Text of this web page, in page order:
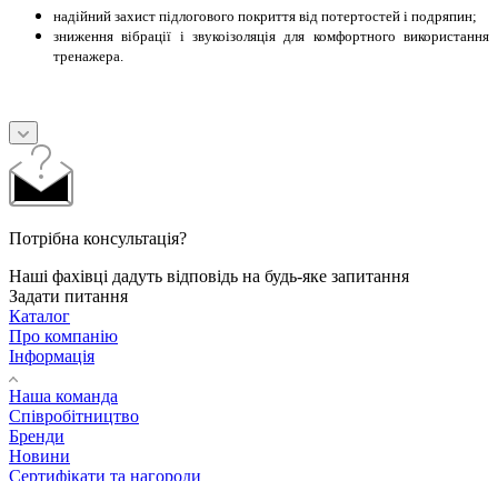
надійний захист підлогового покриття від потертостей і подряпин;
зниження вібрації і звукоізоляція для комфортного використання
тренажера.
Потрібна консультація?
Наші фахівці дадуть відповідь на будь-яке запитання
Задати питання
Каталог
Про компанію
Інформація
Наша команда
Співробітництво
Бренди
Новини
Сертифікати та нагороди